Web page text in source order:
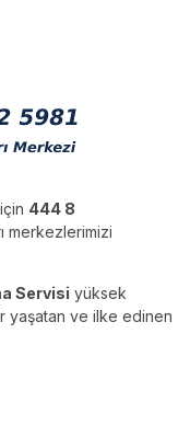
444 8
merkezlerimizi
Servisi yüksek
yaşatan ve ilke edinen